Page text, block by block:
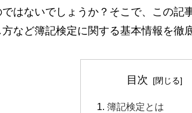
はないでしょうか？そこで、この記
など簿記検定に関する基本情報を徹
目次
簿記検定とは